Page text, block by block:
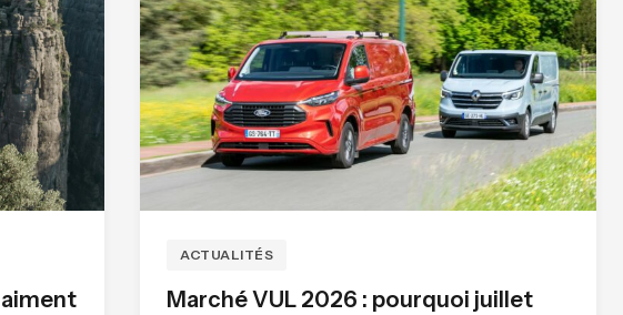
ACTUALITÉS
Marché VUL 2026 : pourquoi juillet